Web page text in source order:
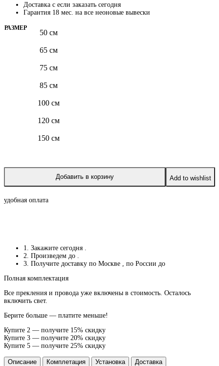
Доставка с если заказать сегодня
Гарантия 18 мес. на все неоновые вывески
РАЗМЕР
50 см
65 см
75 см
85 см
100 см
120 см
150 см
Добавить в корзину Add to wishlist
удобная оплата
1. Закажите сегодня
2. Произведем до
3. Получите доставку по Москве
, по России до
Полная комплектация
Все прекления и провода уже включены в стоимость. Осталось
включить свет.
Берите больше — платите меньше!
Купите 2 — получите 15% скидку
Купите 3 — получите 20% скидку
Купите 5 — получите 25% скидку
Описание Комплетация Установка
Доставка